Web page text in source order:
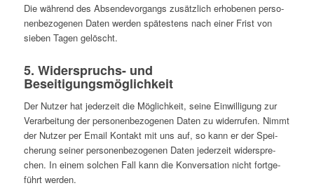
Die während des Absen­de­vor­gangs zusätz­lich erho­be­nen per­so­
nen­be­zo­ge­nen Daten werden spä­tes­tens nach einer Frist von
sieben Tagen gelöscht.
5. Wider­spruchs- und
Beseitigungsmöglichkeit
Der Nutzer hat jeder­zeit die Mög­lich­keit, seine Ein­wil­li­gung zur
Ver­ar­bei­tung der per­so­nen­be­zo­ge­nen Daten zu wider­ru­fen. Nimmt
der Nutzer per Email Kontakt mit uns auf, so kann er der Spei­
che­rung seiner per­so­nen­be­zo­ge­nen Daten jeder­zeit wider­spre­
chen. In einem solchen Fall kann die Kon­ver­sa­tion nicht fort­ge­
führt werden.